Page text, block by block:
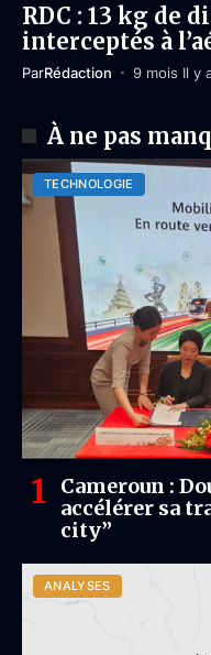
RDC : 13 kg de
interceptés à
ParRédaction 9 mois Il y
À ne pas
TECHNOLOGIE
Cameroun :
accélérer sa
city”
ANALYSES